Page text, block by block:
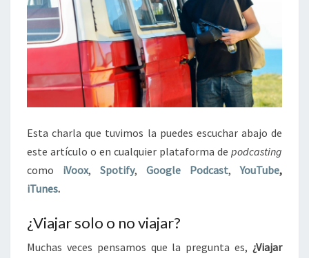
Esta charla que tuvimos la puedes escuchar abajo de
este artículo o en cualquier plataforma de podcasting
como iVoox, Spotify, Google Podcast,YouTube,
iTunes.
¿Viajar solo o no viajar?
Muchas veces pensamos que la pregunta es, ¿Viajar